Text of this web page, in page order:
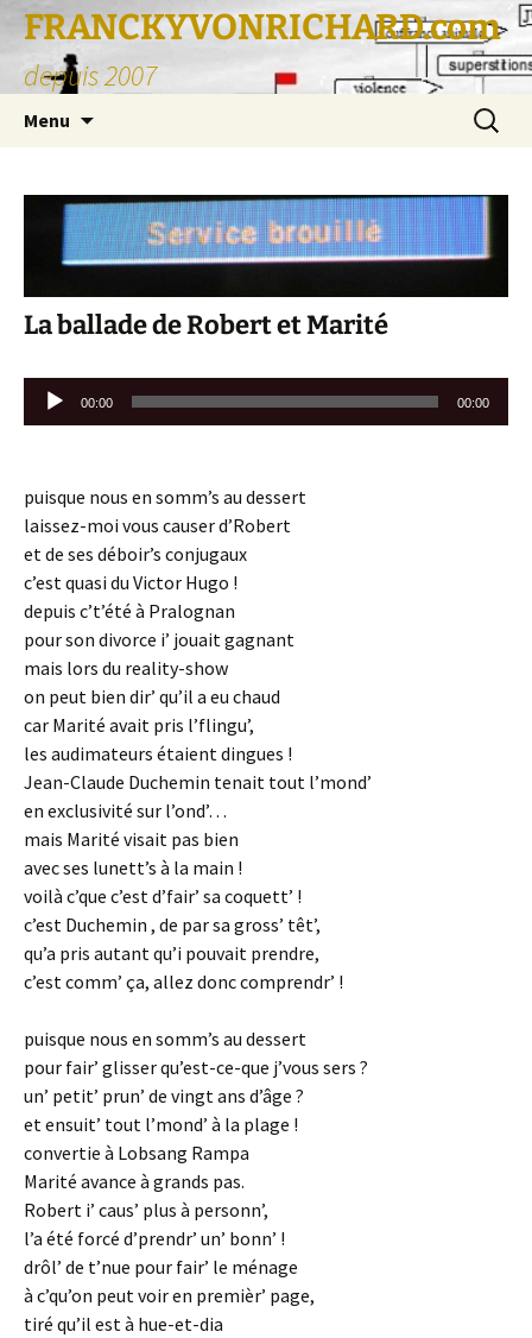
FRANCKYVONRICHARD.com
depuis 2007
Menu
La ballade de Robert et Marité
Lecteur 00:00 00:00
puisque nous en somm’s au dessert
laissez-moi vous causer d’Robert
et de ses déboir’s conjugaux
c’est quasi du Victor Hugo !
depuis c’t’été à Pralognan
pour son divorce i’ jouait gagnant
mais lors du reality-show
on peut bien dir’ qu’il a eu chaud
car Marité avait pris l’flingu’,
les audimateurs étaient dingues !
Jean-Claude Duchemin tenait tout l’mond’
en exclusivité sur l’ond’…
mais Marité visait pas bien
avec ses lunett’s à la main !
voilà c’que c’est d’fair’ sa coquett’ !
c’est Duchemin , de par sa gross’ têt’,
qu’a pris autant qu’i pouvait prendre,
c’est comm’ ça, allez donc comprendr’ !
puisque nous en somm’s au dessert
pour fair’ glisser qu’est-ce-que j’vous sers ?
un’ petit’ prun’ de vingt ans d’âge ?
et ensuit’ tout l’mond’ à la plage !
convertie à Lobsang Rampa
Marité avance à grands pas.
Robert i’ caus’ plus à personn’,
l’a été forcé d’prendr’ un’ bonn’ !
drôl’ de t’nue pour fair’ le ménage
à c’qu’on peut voir en premièr’ page,
tiré qu’il est à hue-et-dia